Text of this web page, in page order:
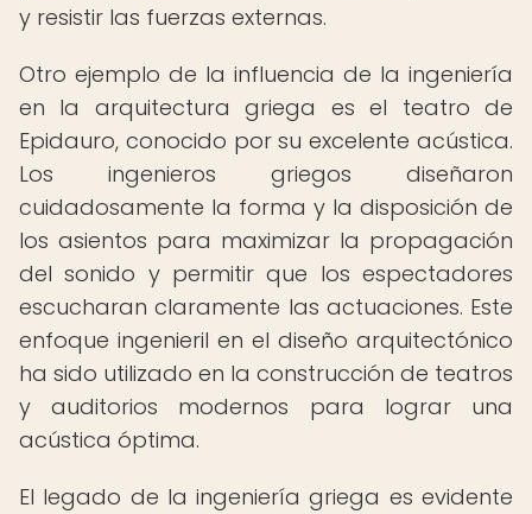
y resistir las fuerzas externas.
Otro ejemplo de la influencia de la ingeniería
en la arquitectura griega es el teatro de
Epidauro, conocido por su excelente acústica.
Los ingenieros griegos diseñaron
cuidadosamente la forma y la disposición de
los asientos para maximizar la propagación
del sonido y permitir que los espectadores
escucharan claramente las actuaciones. Este
enfoque ingenieril en el diseño arquitectónico
ha sido utilizado en la construcción de teatros
y auditorios modernos para lograr una
acústica óptima.
El legado de la ingeniería griega es evidente